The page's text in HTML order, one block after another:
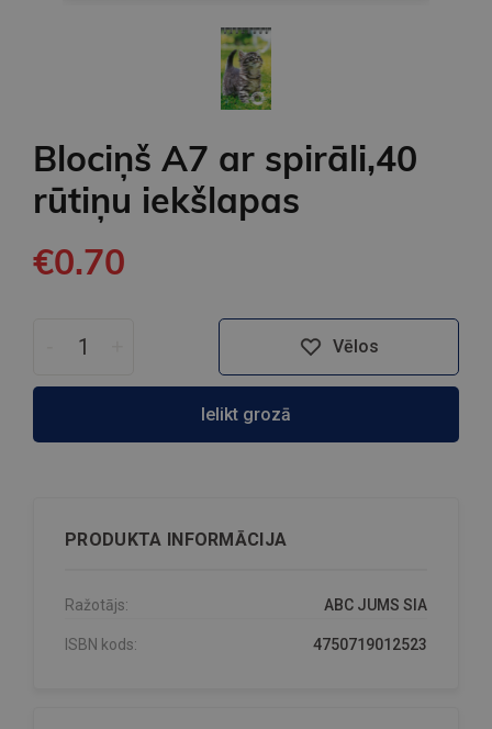
Blociņš A7 ar spirāli,40
rūtiņu iekšlapas
€0.70
Vēlos
Ielikt grozā
PRODUKTA INFORMĀCIJA
Ražotājs: ABC JUMS SIA
ISBN kods: 4750719012523